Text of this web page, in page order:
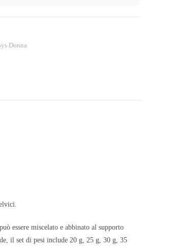
Donna
essere miscelato e abbinato al supporto
il set di pesi include 20 g, 25 g, 30 g, 35